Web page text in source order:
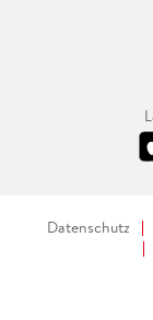
Datenschutz